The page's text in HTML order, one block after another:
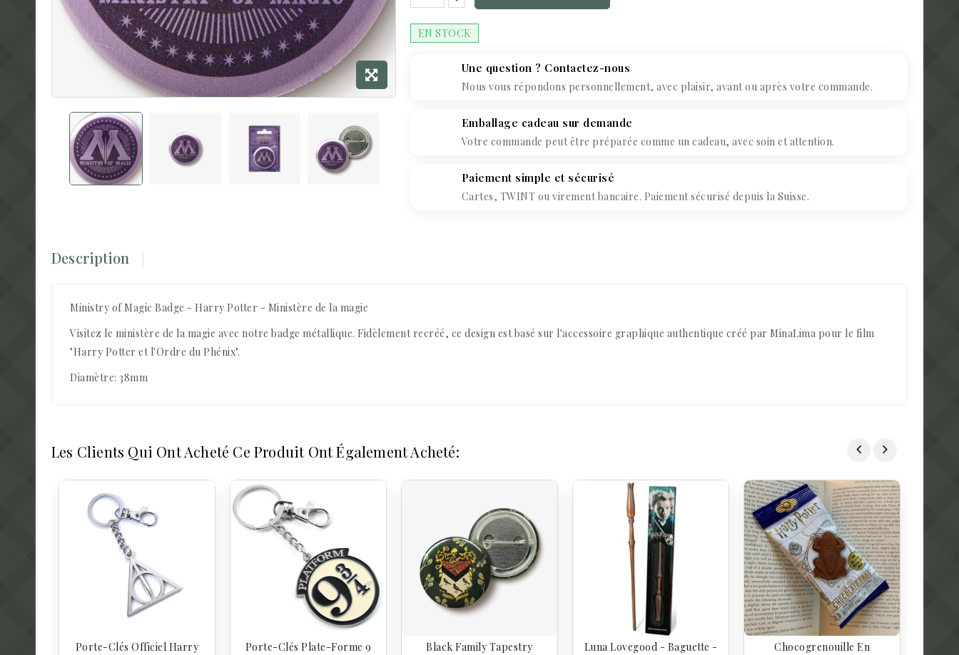
EN STOCK
Une question ? Contactez-nous
Nous vous répondons personnellement, avec plaisir, avant ou après votre commande.
Emballage cadeau sur demande
Votre commande peut être préparée comme un cadeau, avec soin et attention.
Paiement simple et sécurisé
Cartes, TWINT ou virement bancaire. Paiement sécurisé depuis la Suisse.
Description
Ministry of Magic Badge - Harry Potter - Ministère de la magie
Visitez le ministère de la magie avec notre badge métallique. Fidèlement recréé, ce design est basé sur l'accessoire graphique authentique créé par MinaLima pour le film
"Harry Potter et l'Ordre du Phénix".
Diamètre: 38mm
Les Clients Qui Ont Acheté Ce Produit Ont Également Acheté:
Porte-Clés Officiel Harry
Porte-Clés Plate-Forme 9
Black Family Tapestry
Luna Lovegood - Baguette -
Chocogrenouille En